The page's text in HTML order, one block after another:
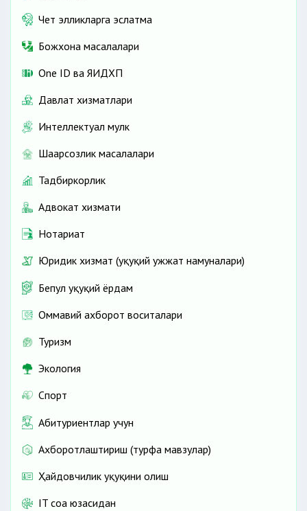
Чет элликларга эслатма
Божхона масалалари
One ID ва ЯИДХП
Давлат хизматлари
Интеллектуал мулк
Шаҳарсозлик масалалари
Тадбиркорлик
Адвокат хизмати
Нотариат
Юридик хизмат (ҳуқуқий ҳужжат намуналари)
Бепул ҳуқуқий ёрдам
Оммавий ахборот воситалари
Туризм
Экология
Спорт
Абитуриентлар учун
Ахборотлаштириш (турфа мавзулар)
Ҳайдовчилик ҳуқуқини олиш
IT соҳа юзасидан